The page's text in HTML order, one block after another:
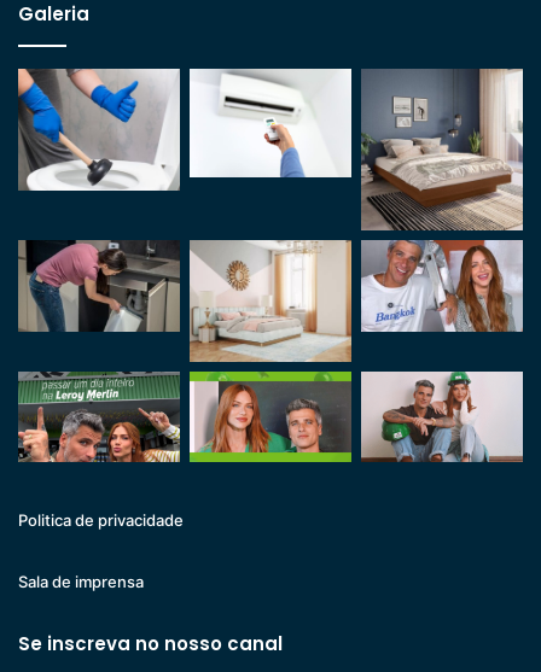
Galeria
Politica de privacidade
Sala de imprensa
Se inscreva no nosso canal